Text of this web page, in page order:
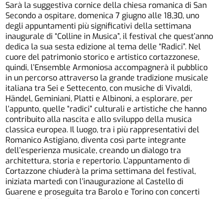
Sarà la suggestiva cornice della chiesa romanica di San
Secondo a ospitare, domenica 7 giugno alle 18,30, uno
degli appuntamenti più significativi della settimana
inaugurale di “Colline in Musica”, il festival che quest’anno
dedica la sua sesta edizione al tema delle “Radici”. Nel
cuore del patrimonio storico e artistico cortazzonese,
quindi, l’Ensemble Armoniosa accompagnerà il pubblico
in un percorso attraverso la grande tradizione musicale
italiana tra Sei e Settecento, con musiche di Vivaldi,
Händel, Geminiani, Platti e Albinoni, a esplorare, per
l’appunto, quelle “radici” culturali e artistiche che hanno
contribuito alla nascita e allo sviluppo della musica
classica europea. Il luogo, tra i più rappresentativi del
Romanico Astigiano, diventa così parte integrante
dell’esperienza musicale, creando un dialogo tra
architettura, storia e repertorio. L’appuntamento di
Cortazzone chiuderà la prima settimana del festival,
iniziata martedì con l’inaugurazione al Castello di
Guarene e proseguita tra Barolo e Torino con concerti